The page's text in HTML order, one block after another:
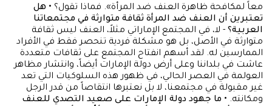
معاً لمكافحة ظاهرة العنف ضد المرأة». فماذا تقول؟ • هل
تعتبرين أن العنف ضد المرأة ثقافة متوارثة في مجتمعاتنا
العربية؟ - لا، في المجتمع الإماراتي مثلاً، العنف ليس ثقافة
متوارثة في الأصل، بل هو مشكلة فردية تنحصر فقط في الأفراد
الممارسين له. لقد أسهم انفتاح المجتمع على ثقافات متعددة
عاشت في بلداننا وعلى أرض دولة الإمارات أيضاً، وانتشار مظاهر
العولمة في العصر الحالي، في ظهور هذه السلوكيات التي تعد
غير مقبولة في مجتمعنا، لا بل نعتبرها انتقاصاً من قدر الرجل
ومكانته. • ما جهود دولة الإمارات على صعيد التصدي للعنف